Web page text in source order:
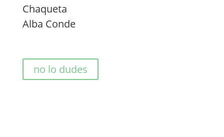
Chaqueta
Alba Conde
no lo dudes